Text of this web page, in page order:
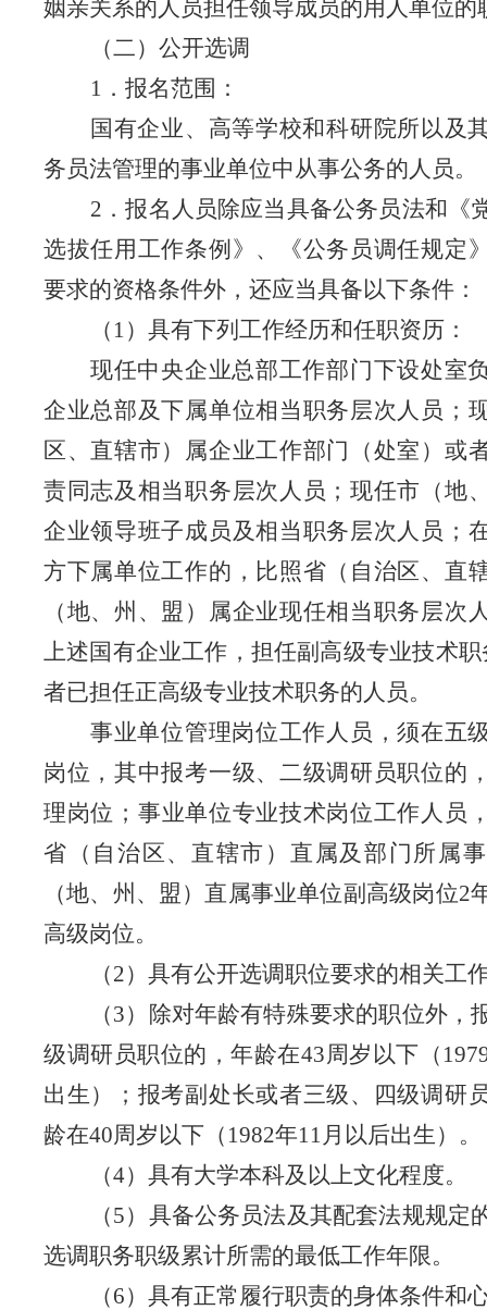
姻亲关系的人员担任领导成员的用人单位的
（二）公开选调
1 ．报名范围：
国有企业、高等学校和科研院所以及
务员法管理的事业单位中从事公务的人员。
2 ．报名人员除应当具备公务员法和《
选拔任用工作条例》、《公务员调任规定
要求的资格条件外，还应当具备以下条件：
（ 1）具有下列工作经历和任职资历：
现任中央企业总部工作部门下设处室
企业总部及下属单位相当职务层次人员；
区、直辖市）属企业工作部门（处室）或
责同志及相当职务层次人员；现任市（地
企业领导班子成员及相当职务层次人员；
方下属单位工作的，比照省（自治区、直
（地、州、盟）属企业现任相当职务层次
上述国有企业工作，担任副高级专业技术职
者已担任正高级专业技术职务的人员。
事业单位管理岗位工作人员，须在五
岗位，其中报考一级、二级调研员职位的
理岗位； 事业单位专业技术岗位工作人员
省（自治区、直辖市）直属及部门所属
（地、州、盟）直属事业单位副高级岗位2
高级岗位。
（2）具有公开选调职位要求的相关工
（3）除对年龄有特殊要求的职位外，
级调研员职位的 ，年龄在43周岁以下（ 197
出生）；报考副处长或者三级、四级调研
龄在40周岁以下（ 1982年11月 以后出生）。
（4）具有大学本科及以上文化程度。
（5）具备公务员法及其配套法规规定
选调职务职级累计所需的最低工作年限。
（6）具有正常履行职责的身体条件和